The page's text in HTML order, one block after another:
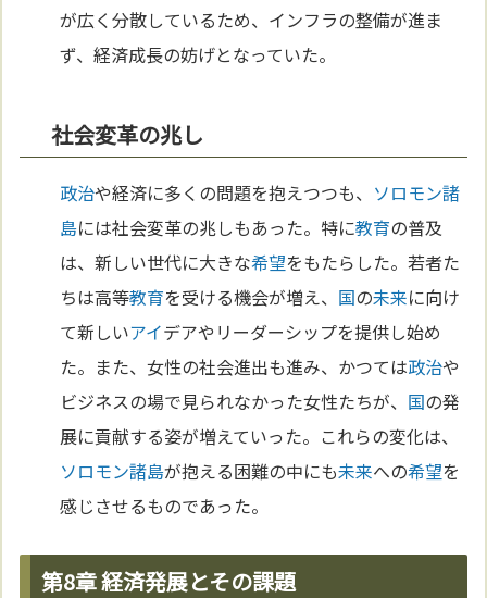
が広く分散しているため、インフラの整備が進ま
ず、経済成長の妨げとなっていた。
社会変革の兆し
政治や経済に多くの問題を抱えつつも、 ソロモン諸
島には社会変革の兆しもあった。特に教育の普及
は、新しい世代に大きな希望をもたらした。若者た
ちは高等教育を受ける機会が増え、 国の未来に向け
て新しいアイデアやリーダーシップを提供し始め
た。また、女性の社会進出も進み、かつては政治や
ビジネスの場で見られなかった女性たちが、 国の発
展に貢献する姿が増えていった。これらの変化は、
ソロモン諸島が抱える困難の中にも未来への希望を
感じさせるものであった。
第8章 経済発展とその課題